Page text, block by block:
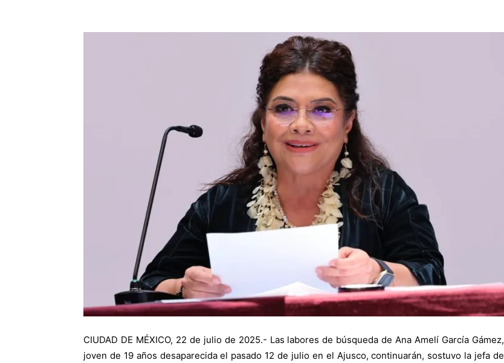
CIUDAD DE MÉXICO, 22 de julio de 2025.- Las labores de búsqueda de Ana Amelí García Gámez,
joven de 19 años desaparecida el pasado 12 de julio en el Ajusco, continuarán, sostuvo la jefa de